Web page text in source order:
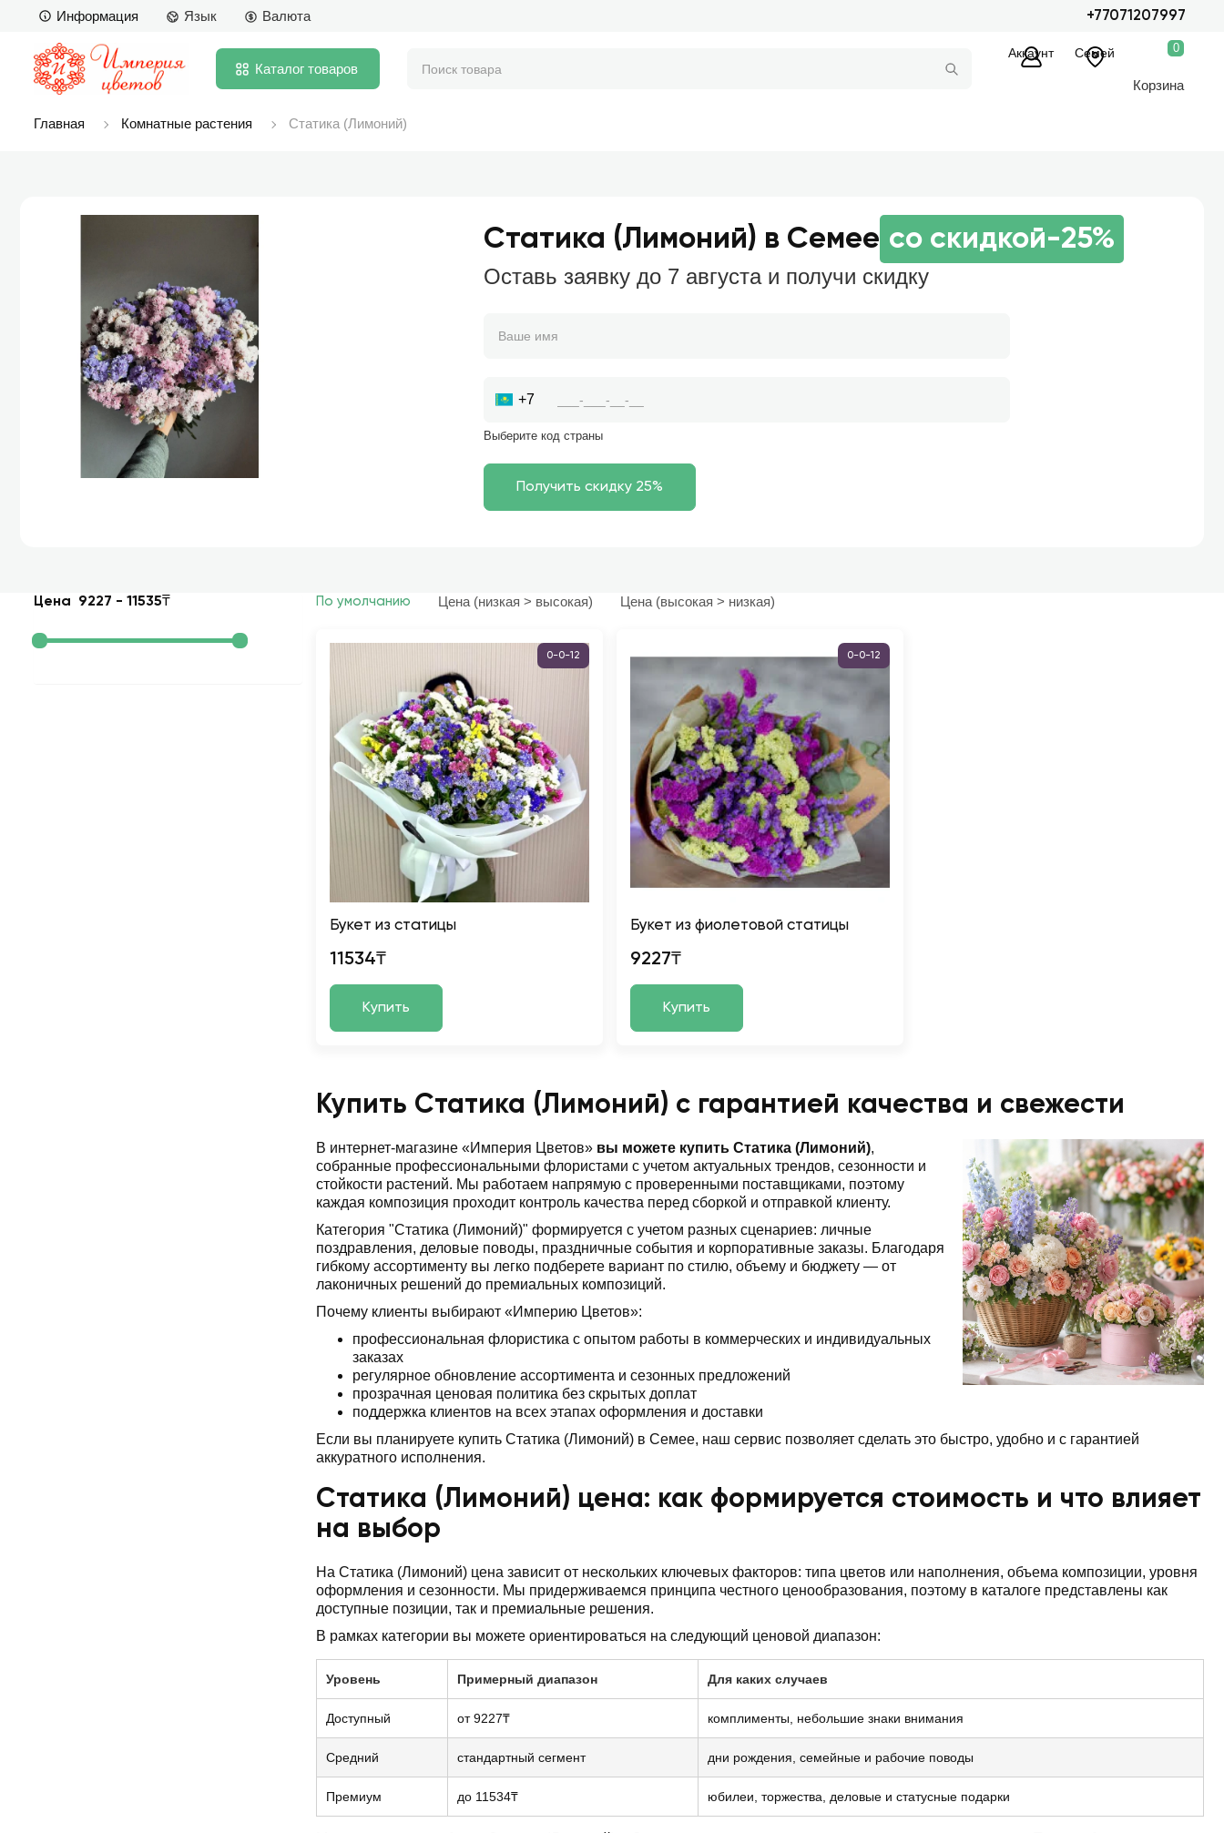
Информация Язык Валюта +77071207997
Каталог товаров
Аккаунт Семей 0
Корзина
Главная Комнатные растения Статика (Лимоний)
Статика (Лимоний) в Семее со скидкой-25%
Оставь заявку до 7 августа и получи скидку
+7
Выберите код страны
Цена 9227 - 11535₸ По умолчанию Цена (низкая > высокая) Цена (высокая > низкая)
0-0-12
Букет из статицы
11534₸
Купить
0-0-12
Букет из фиолетовой статицы
9227₸
Купить
Купить Статика (Лимоний) с гарантией качества и свежести
В интернет-магазине «Империя Цветов» вы можете купить Статика (Лимоний),
собранные профессиональными флористами с учетом актуальных трендов, сезонности и
стойкости растений. Мы работаем напрямую с проверенными поставщиками, поэтому
каждая композиция проходит контроль качества перед сборкой и отправкой клиенту.
Категория "Статика (Лимоний)" формируется с учетом разных сценариев: личные
поздравления, деловые поводы, праздничные события и корпоративные заказы. Благодаря
гибкому ассортименту вы легко подберете вариант по стилю, объему и бюджету — от
лаконичных решений до премиальных композиций.
Почему клиенты выбирают «Империю Цветов»:
профессиональная флористика с опытом работы в коммерческих и индивидуальных
заказах
регулярное обновление ассортимента и сезонных предложений
прозрачная ценовая политика без скрытых доплат
поддержка клиентов на всех этапах оформления и доставки
Если вы планируете купить Статика (Лимоний) в Семее, наш сервис позволяет сделать это быстро, удобно и с гарантией
аккуратного исполнения.
Статика (Лимоний) цена: как формируется стоимость и что влияет
на выбор
На Статика (Лимоний) цена зависит от нескольких ключевых факторов: типа цветов или наполнения, объема композиции, уровня
оформления и сезонности. Мы придерживаемся принципа честного ценообразования, поэтому в каталоге представлены как
доступные позиции, так и премиальные решения.
В рамках категории вы можете ориентироваться на следующий ценовой диапазон:
Уровень Примерный диапазон Для каких случаев
Доступный от 9227₸ комплименты, небольшие знаки внимания
Средний стандартный сегмент дни рождения, семейные и рабочие поводы
Премиум до 11534₸ юбилеи, торжества, деловые и статусные подарки